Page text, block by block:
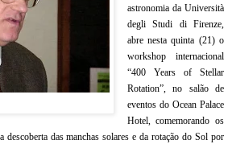
astronomia da Università
degli Studi di Firenze,
abre nesta quinta (21) o
workshop internacional
“400 Years of Stellar
Rotation”, no salão de
eventos do Ocean Palace
Hotel, comemorando os
das manchas solares e da rotação do Sol por